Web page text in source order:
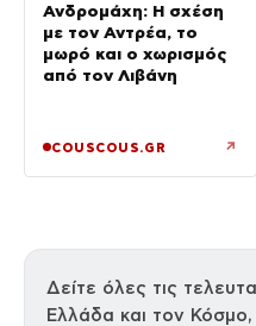
Ανδρομάχη: Η σχέση
με τον Αντρέα, το
μωρό και ο χωρισμός
από τον Λιβάνη
COUSCOUS.GR ↗
Δείτε όλες τις
Ελλάδα και τον Κόσμο,